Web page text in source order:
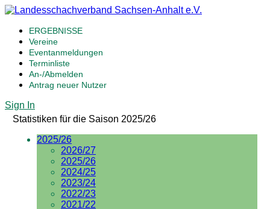
ERGEBNISSE
Vereine
Eventanmeldungen
Terminliste
An-/Abmelden
Antrag neuer Nutzer
Sign In
Statistiken für die Saison 2025/26
2025/26
2026/27
2025/26
2024/25
2023/24
2022/23
2021/22